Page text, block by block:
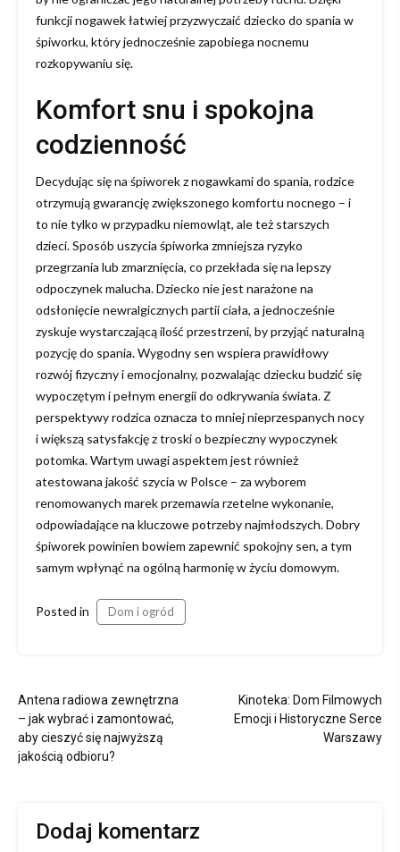
funkcji nogawek łatwiej przyzwyczaić dziecko do spania w
śpiworku, który jednocześnie zapobiega nocnemu
rozkopywaniu się.
Komfort snu i spokojna
codzienność
Decydując się na śpiworek z nogawkami do spania, rodzice
otrzymują gwarancję zwiększonego komfortu nocnego – i
to nie tylko w przypadku niemowląt, ale też starszych
dzieci. Sposób uszycia śpiworka zmniejsza ryzyko
przegrzania lub zmarznięcia, co przekłada się na lepszy
odpoczynek malucha. Dziecko nie jest narażone na
odsłonięcie newralgicznych partii ciała, a jednocześnie
zyskuje wystarczającą ilość przestrzeni, by przyjąć naturalną
pozycję do spania. Wygodny sen wspiera prawidłowy
rozwój fizyczny i emocjonalny, pozwalając dziecku budzić się
wypoczętym i pełnym energii do odkrywania świata. Z
perspektywy rodzica oznacza to mniej nieprzespanych nocy
i większą satysfakcję z troski o bezpieczny wypoczynek
potomka. Wartym uwagi aspektem jest również
atestowana jakość szycia w Polsce – za wyborem
renomowanych marek przemawia rzetelne wykonanie,
odpowiadające na kluczowe potrzeby najmłodszych. Dobry
śpiworek powinien bowiem zapewnić spokojny sen, a tym
samym wpłynąć na ogólną harmonię w życiu domowym.
Posted in Dom i ogród
Nawigacja
wpisu
Antena radiowa zewnętrzna
– jak wybrać i zamontować,
aby cieszyć się najwyższą
jakością odbioru?
Kinoteka: Dom Filmowych
Emocji i Historyczne Serce
Warszawy
Dodaj komentarz